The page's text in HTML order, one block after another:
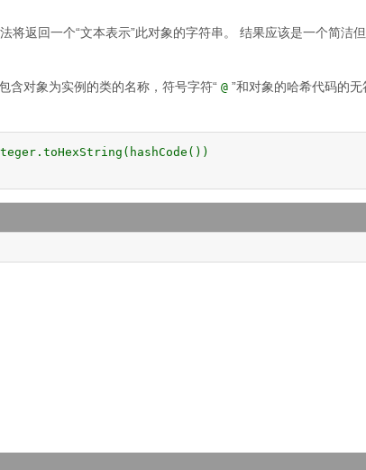
将返回一个“文本表示”此对象的字符串。
结果应该是一个简洁
含对象为实例的类的名称，符号字符“ @ ”和对象的哈希代码的无